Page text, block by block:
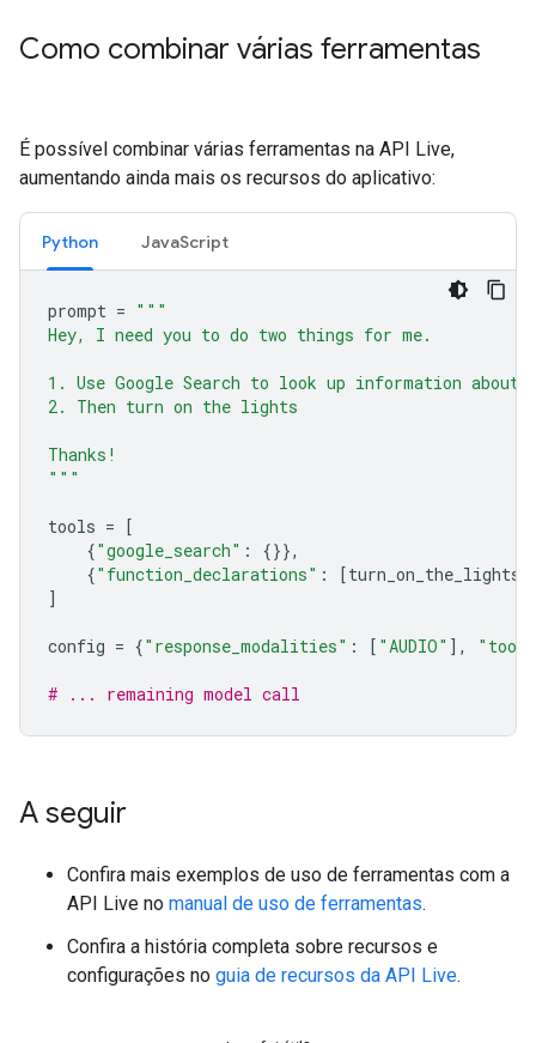
Como combinar várias ferramentas
É possível combinar várias ferramentas na API Live,
aumentando ainda mais os recursos do aplicativo:
Python JavaScript
prompt = """
Hey, I need you to do two things for me.
1. Use Google Search to look up information
2. Then turn on the lights
Thanks!
"""
tools = [
{"google_search" :
{}},
{"function_declarations" : [turn_on_the_lights
]
config = {"response_modalities" : [ "AUDIO" ],
# ... remaining model call
A seguir
Confira mais exemplos de uso de ferramentas com a
API Live no manual de uso de ferramentas.
Confira a história completa sobre recursos e
configurações no guia de recursos da API Live.